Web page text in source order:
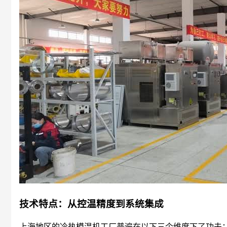
技术特点：从控温精度到系统集成